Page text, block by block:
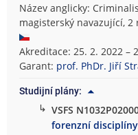
Název anglicky:
magisterský navazující, 2
Akreditace: 25. 2. 2022 –
Garant: prof. PhDr. Jiří
Studijní plány:
↳ VSFS
forenzní disciplíny